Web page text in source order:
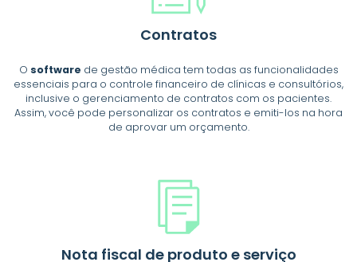
Contratos
O software de gestão médica tem todas as funcionalidades
essenciais para o controle financeiro de clínicas e consultórios,
inclusive o gerenciamento de contratos com os pacientes.
Assim, você pode personalizar os contratos e emiti-los na hora
de aprovar um orçamento.
Nota fiscal de produto e serviço